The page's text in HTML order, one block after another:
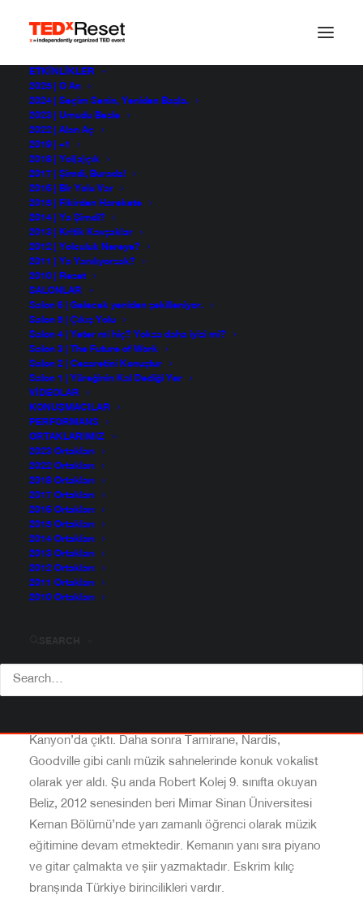
ETKINLIKLER
2025 | O An
2024 | Seçim Senin, Yeniden Başla.
2023 | Umudu Besle
2022 | Alan Aç
2019 | +1
2018 | Yol(a)çık
2017 | Şimdi, Burada!
2016 | Bir Yolu Var
2015 | Fikirden Harekete
2014 | Ya Şimdi?
2013 | Kritik Kavşaklar
2012 | Yolculuk Nereye?
2011 | Ya Yanılıyorsak?
2010 | Reset
SALONLAR
Salon 6 | Gelecek yeniden şekilleniyor.
Salon 5 | Çıkış Yolu
Salon 4 | Yeter mi hiç? Yoksa daha iyisi mi?
Salon 3 | The Future of Work
Salon 2 | Cesaretini Konuştur
Salon 1 | Yüreğinin Kal Dediği Yer
VIDEOLAR
KONUŞMACILAR
PERFORMANS
ORTAKLARIMIZ
2023 Ortakları
2022 Ortakları
2018 Ortakları
2017 Ortakları
2016 Ortakları
2015 Ortakları
2014 Ortakları
2013 Ortakları
2012 Ortakları
2011 Ortakları
2010 Ortakları
Beliz Soyak 2004 yılında İstanbul’da doğdu. 3 yaşında
şarkı söylemeye 5 yaşında Sibel Köse’nin Caz
Kanyon’da çıktı. Daha sonra Tamirane, Nardis,
Goodville gibi canlı müzik sahnelerinde konuk vokalist
olarak yer aldı. Şu anda Robert Kolej 9. sınıfta okuyan
Beliz, 2012 senesinden beri Mimar Sinan Üniversitesi
Keman Bölümü’nde yarı zamanlı öğrenci olarak müzik
eğitimine devam etmektedir. Kemanın yanı sıra piyano
ve gitar çalmakta ve şiir yazmaktadır. Eskrim kılıç
branşında Türkiye birincilikleri vardır.